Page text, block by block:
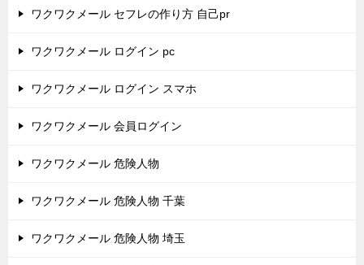
ワクワクメール セフレの作り方 自己pr
ワクワクメール ログイン pc
ワクワクメール ログイン スマホ
ワクワクメール 会員ログイン
ワクワクメール 危険人物
ワクワクメール 危険人物 千葉
ワクワクメール 危険人物 埼玉